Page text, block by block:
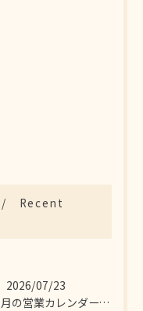
Recent
2026/07/23
8月の営業カレンダーです！